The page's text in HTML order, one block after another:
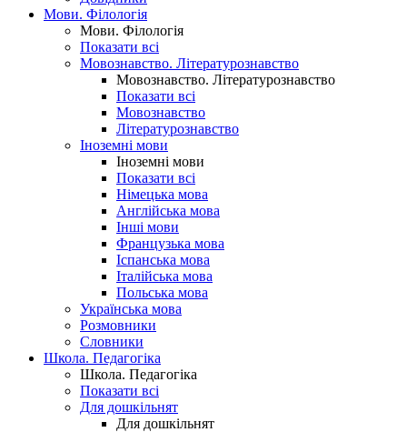
Мови. Філологія
Мови. Філологія
Показати всі
Мовознавство. Літературознавство
Мовознавство. Літературознавство
Показати всі
Мовознавство
Літературознавство
Іноземні мови
Іноземні мови
Показати всі
Німецька мова
Англійська мова
Інші мови
Французька мова
Іспанська мова
Італійська мова
Польська мова
Українська мова
Розмовники
Словники
Школа. Педагогіка
Школа. Педагогіка
Показати всі
Для дошкільнят
Для дошкільнят